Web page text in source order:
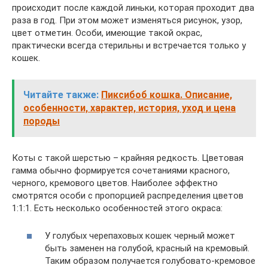
происходит после каждой линьки, которая проходит два
раза в год. При этом может изменяться рисунок, узор,
цвет отметин. Особи, имеющие такой окрас,
практически всегда стерильны и встречается только у
кошек.
Читайте также: Пиксибоб кошка. Описание,
особенности, характер, история, уход и цена
породы
Коты с такой шерстью – крайняя редкость. Цветовая
гамма обычно формируется сочетаниями красного,
черного, кремового цветов. Наиболее эффектно
смотрятся особи с пропорцией распределения цветов
1:1:1. Есть несколько особенностей этого окраса:
У голубых черепаховых кошек черный может
быть заменен на голубой, красный на кремовый.
Таким образом получается голубовато-кремовое